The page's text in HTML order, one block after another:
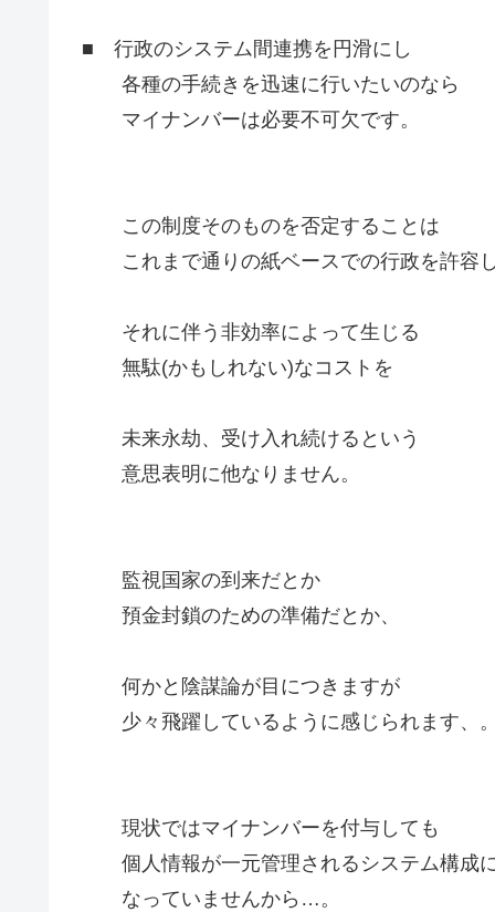
■ 行政のシステム間連携を円滑にし
各種の手続きを迅速に行いたいのなら
マイナンバーは必要不可欠です。
この制度そのものを否定することは
これまで通りの紙ベースでの行政を許容し
それに伴う非効率によって生じる
無駄(かもしれない)なコストを
未来永劫、受け入れ続けるという
意思表明に他なりません。
監視国家の到来だとか
預金封鎖のための準備だとか、
何かと陰謀論が目につきますが
少々飛躍しているように感じられます、。
現状ではマイナンバーを付与しても
個人情報が一元管理されるシステム構成
なっていませんから…。